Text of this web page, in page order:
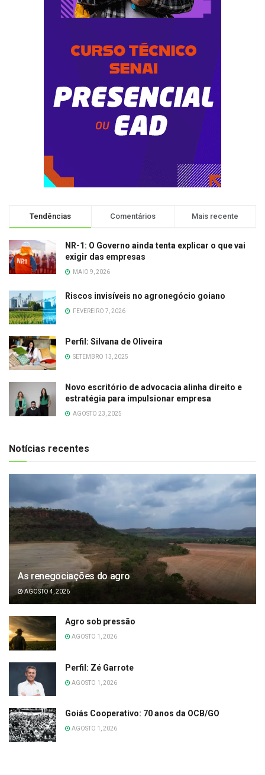
Tendências Comentários Mais recente
NR-1: O Governo ainda tenta explicar o que vai
exigir das empresas
MAIO 9, 2026
Riscos invisíveis no agronegócio goiano
FEVEREIRO 7, 2026
Perfil: Silvana de Oliveira
SETEMBRO 13, 2025
Novo escritório de advocacia alinha direito e
estratégia para impulsionar empresa
AGOSTO 23, 2025
Notícias recentes
As renegociações do agro
AGOSTO 4, 2026
Agro sob pressão
AGOSTO 1, 2026
Perfil: Zé Garrote
AGOSTO 1, 2026
Goiás Cooperativo: 70 anos da OCB/GO
AGOSTO 1, 2026